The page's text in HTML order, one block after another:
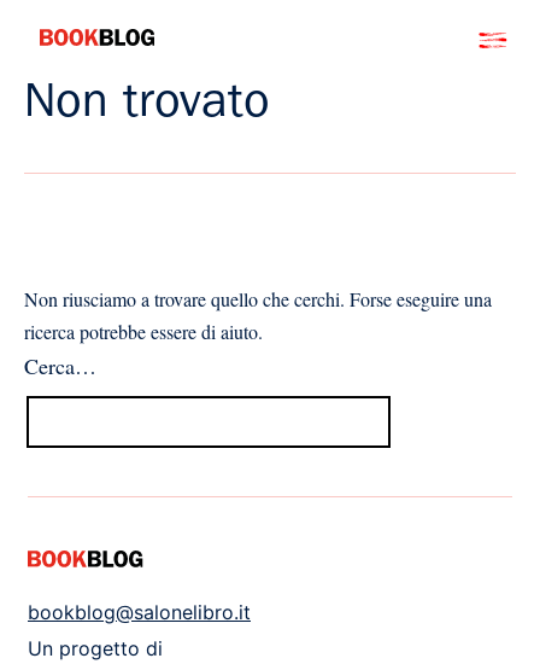
contenuto
Bookblog
Non trovato
Non riusciamo a trovare quello che cerchi. Forse eseguire una
ricerca potrebbe essere di aiuto.
Cerca…
bookblog@salonelibro.it
Un progetto di